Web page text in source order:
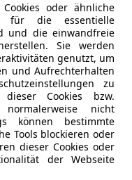
01/2019 32 200 km
oder ähnliche
für die essentielle
und die einwandfreie
Sie werden
genutzt, um
und Aufrechterhalten
zu
Cookies bzw.
nicht
können bestimmte
Tools blockieren oder
dieser Cookies oder
der Webseite